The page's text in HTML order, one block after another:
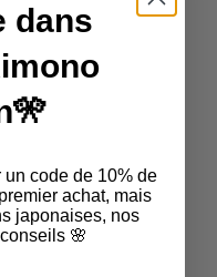
dans
un code de 10% de
achat, mais
japonaises, nos
🌸